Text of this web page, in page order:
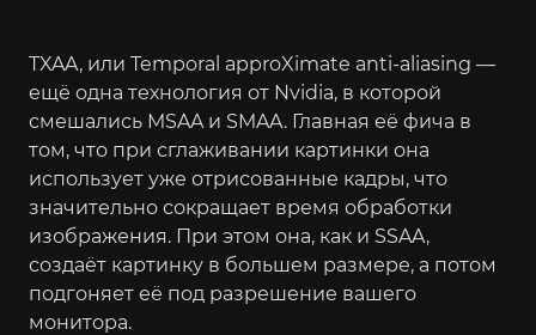
TXAA, или Temporal approXimate anti-aliasing —
ещё одна технология от Nvidia, в которой
смешались MSAA и SMAA. Главная её фича в
том, что при сглаживании картинки она
использует уже отрисованные кадры, что
значительно сокращает время обработки
изображения. При этом она, как и SSAA,
создаёт картинку в большем размере, а потом
подгоняет её под разрешение вашего
монитора.